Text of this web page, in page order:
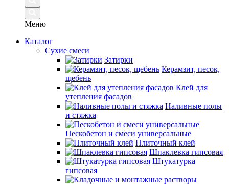
Меню
Каталог
Сухие смеси
Затирки
Керамзит, песок,
щебень
Клей для
утепления фасадов
Наливные полы
и стяжка
Пескобетон и смеси универсальные
Плиточный клей
Шпаклевка гипсовая
Штукатурка
гипсовая